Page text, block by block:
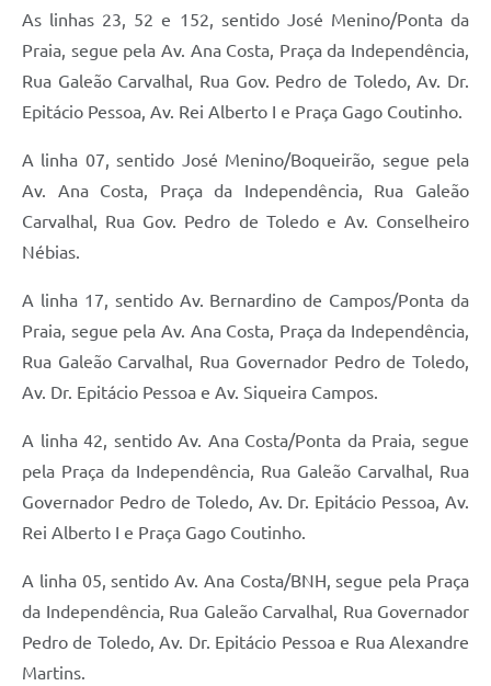
As linhas 23, 52 e 152, sentido José Menino/Ponta da
Praia, segue pela Av. Ana Costa, Praça da Independência,
Rua Galeão Carvalhal, Rua Gov. Pedro de Toledo, Av. Dr.
Epitácio Pessoa, Av. Rei Alberto I e Praça Gago Coutinho.
A linha 07, sentido José Menino/Boqueirão, segue pela
Av. Ana Costa, Praça da Independência, Rua Galeão
Carvalhal, Rua Gov. Pedro de Toledo e Av. Conselheiro
Nébias.
A linha 17, sentido Av. Bernardino de Campos/Ponta da
Praia, segue pela Av. Ana Costa, Praça da Independência,
Rua Galeão Carvalhal, Rua Governador Pedro de Toledo,
Av. Dr. Epitácio Pessoa e Av. Siqueira Campos.
A linha 42, sentido Av. Ana Costa/Ponta da Praia, segue
pela Praça da Independência, Rua Galeão Carvalhal, Rua
Governador Pedro de Toledo, Av. Dr. Epitácio Pessoa, Av.
Rei Alberto I e Praça Gago Coutinho.
A linha 05, sentido Av. Ana Costa/BNH, segue pela Praça
da Independência, Rua Galeão Carvalhal, Rua Governador
Pedro de Toledo, Av. Dr. Epitácio Pessoa e Rua Alexandre
Martins.